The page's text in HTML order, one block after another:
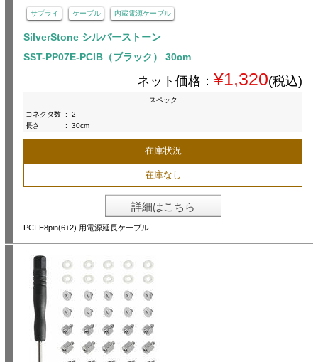
サプライ ケーブル 内蔵電源ケーブル
SilverStone シルバーストーン
SST-PP07E-PCIB（ブラック） 30cm
ネット価格： ¥1,320(税込)
スペック
コネクタ数 :
2
長さ
: 30cm
在庫状況
在庫なし
詳細はこちら
PCI-E8pin(6+2) 用電源延長ケーブル